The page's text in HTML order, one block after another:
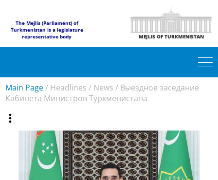
The Mejlis (Parliament) of
Turkmenistan is a legislature
representative body
MEJLIS OF TURKMENISTAN
Main Page/ Headlines / News / Выездное заседание
Кабинета Министров Туркменистана